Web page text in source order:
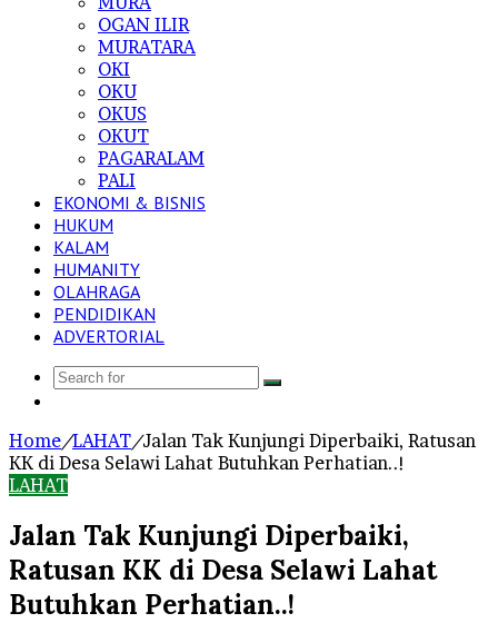
OGAN ILIR
MURATARA
OKI
OKU
OKUS
OKUT
PAGARALAM
PALI
EKONOMI & BISNIS
HUKUM
KALAM
HUMANITY
OLAHRAGA
PENDIDIKAN
ADVERTORIAL
Search
Home/LAHAT/Jalan Tak Kunjungi Diperbaiki, Ratusan
KK di Desa Selawi Lahat Butuhkan Perhatian..!
LAHAT
Jalan Tak Kunjungi Diperbaiki,
Ratusan KK di Desa Selawi Lahat
Butuhkan Perhatian..!